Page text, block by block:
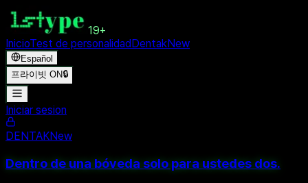
19+
InicioTest de personalidadDentakNew
Español
프라이빗 ON🔒
Iniciar sesion
DENTAKNew
Dentro de una bóveda solo para ustedes dos.